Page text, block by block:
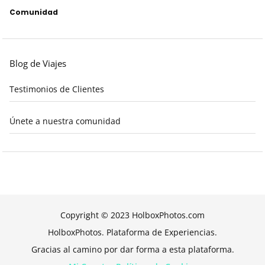
Comunidad
Blog de Viajes
Testimonios de Clientes
Únete a nuestra comunidad
Copyright © 2023 HolboxPhotos.com
HolboxPhotos. Plataforma de Experiencias.
Gracias al camino por dar forma a esta plataforma.